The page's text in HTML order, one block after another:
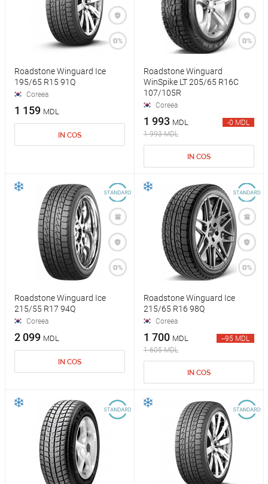
Roadstone Winguard Ice
195/65 R15 91Q
Coreea
1 159 MDL
IN COS
Roadstone Winguard
WinSpike LT 205/65 R16C
107/105R
Coreea
1 993 MDL
1 993 MDL
-0 MDL
IN COS
Roadstone Winguard Ice
215/55 R17 94Q
Coreea
2 099 MDL
IN COS
Roadstone Winguard Ice
215/65 R16 98Q
Coreea
1 700 MDL
1 605 MDL
--95 MDL
IN COS